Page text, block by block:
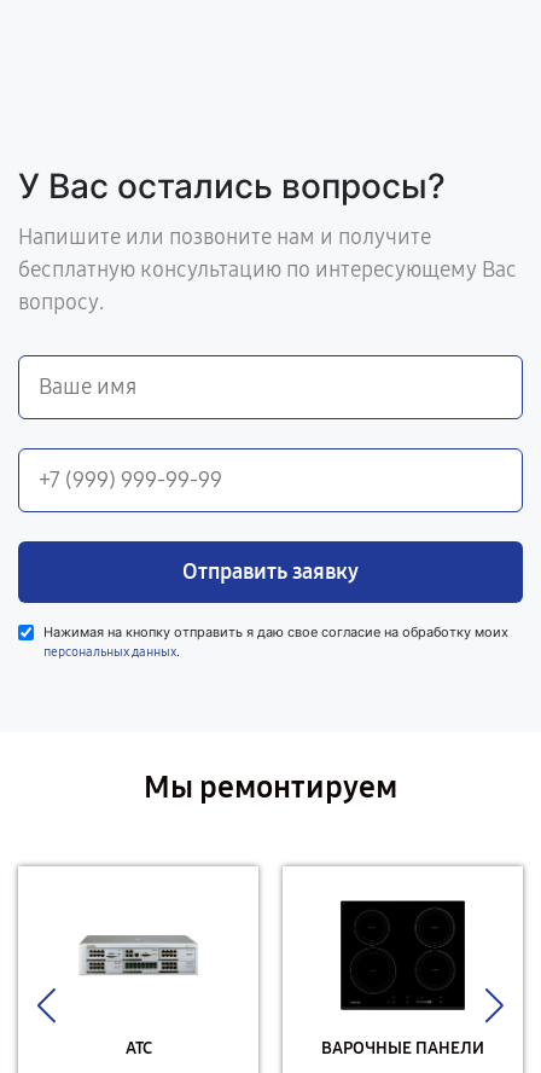
У Вас остались вопросы?
Напишите или позвоните нам и получите
бесплатную консультацию по интересующему Вас
вопросу.
Отправить заявку
Нажимая на кнопку отправить я даю свое согласие на обработку моих
персональных данных.
Мы ремонтируем
АТС ВАРОЧНЫЕ ПАНЕЛИ